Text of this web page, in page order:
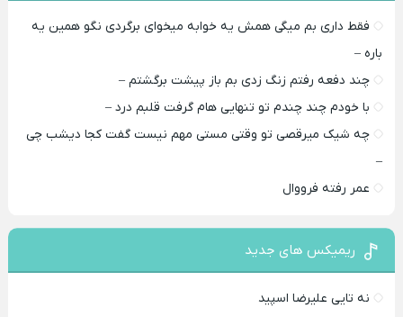
فقط داری بم میگی همش یه خوابه میخوای برگردی نگو همین یه
باره –
چند دفعه رفتم زنگ زدی بم باز پیشت برگشتم –
با خودم چند چندم تو تنهایی هام گرفت قلبم درد –
چه شیک میرقصی تو وقتی مستی مهم نیست گفت کجا دیشب چی
–
عمر رفته فرووال
ریمیکس های جدید
نه تایی علیرضا اسپید